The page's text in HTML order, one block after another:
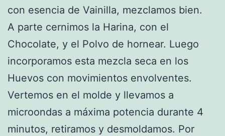
con esencia de Vainilla, mezclamos bien.
A parte cernimos la Harina, con el
Chocolate, y el Polvo de hornear. Luego
incorporamos esta mezcla seca en los
Huevos con movimientos envolventes.
Vertemos en el molde y llevamos a
microondas a máxima potencia durante 4
minutos, retiramos y desmoldamos. Por